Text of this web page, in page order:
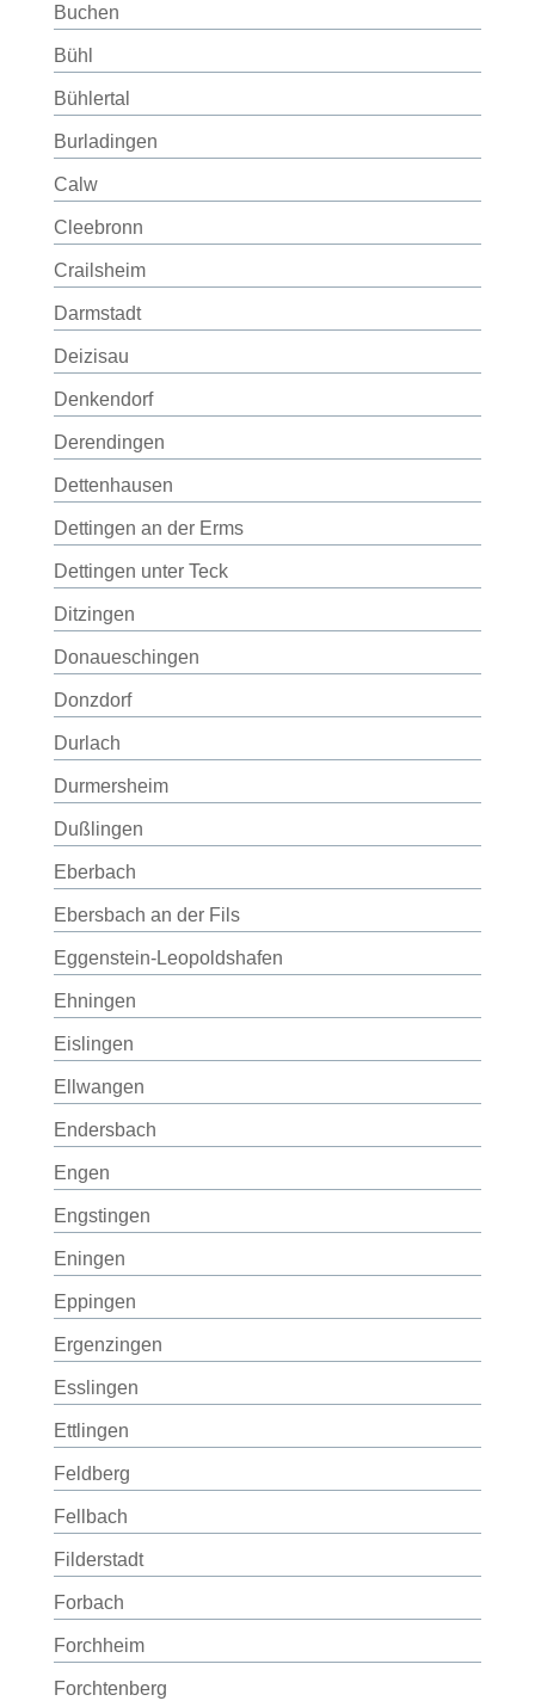
Buchen
Bühl
Bühlertal
Burladingen
Calw
Cleebronn
Crailsheim
Darmstadt
Deizisau
Denkendorf
Derendingen
Dettenhausen
Dettingen an der Erms
Dettingen unter Teck
Ditzingen
Donaueschingen
Donzdorf
Durlach
Durmersheim
Dußlingen
Eberbach
Ebersbach an der Fils
Eggenstein-Leopoldshafen
Ehningen
Eislingen
Ellwangen
Endersbach
Engen
Engstingen
Eningen
Eppingen
Ergenzingen
Esslingen
Ettlingen
Feldberg
Fellbach
Filderstadt
Forbach
Forchheim
Forchtenberg